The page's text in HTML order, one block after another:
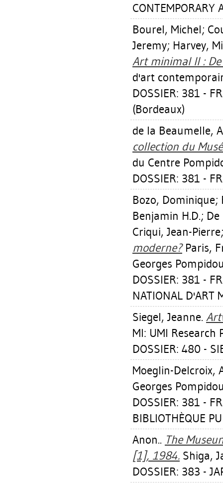
CONTEMPORARY
Bourel, Michel;
Jeremy; Harvey,
Art minimal II :
d'art
DOSSIER: 381 -
(Bordeaux)
de la Beaumelle,
collection du
du Centre
DOSSIER: 381 -
Bozo, Dominique;
Benjamin H.D.;
Criqui, Jean-Pierre
moderne?Paris,
Georges
DOSSIER: 381 -
NATIONAL D'ART
Siegel, Jeanne.
MI: UMI Research
DOSSIER: 480 -
Moeglin-Delcroix,
Georges
DOSSIER: 381 -
BIBLIOTHÈQUE
Anon.. The
[1], 1984. Shiga,
DOSSIER: 383 -